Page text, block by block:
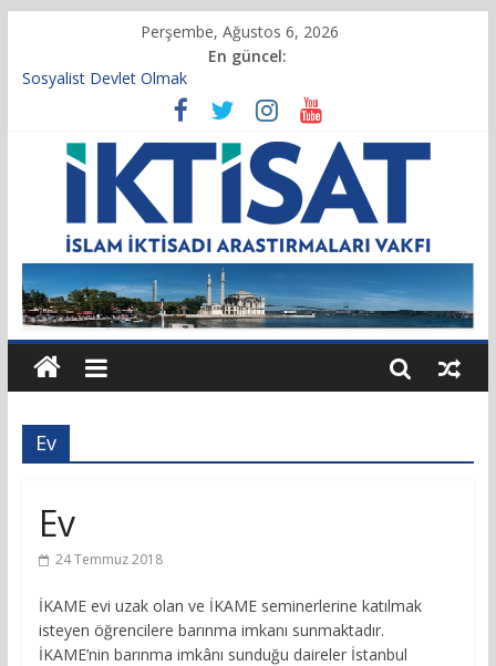
Perşembe, Ağustos 6, 2026
En güncel:
Sosyalist Devlet Olmak
Vakıf Başkanımız Prof. Dr. Servet BAYINDIR, 10.04.2025 tarihli
Cumhurbaşkanlığı Kararnamesi’nin 21’inci maddesi gereğince
yeniden atandı.
Kur’an’da İktisadi Hayat
Finansı Yönetmek…
Tulumbanın Suyu
Ev
Ev
24 Temmuz 2018
İKAME evi uzak olan ve İKAME seminerlerine katılmak
isteyen öğrencilere barınma imkanı sunmaktadır.
İKAME’nin barınma imkânı sunduğu daireler İstanbul